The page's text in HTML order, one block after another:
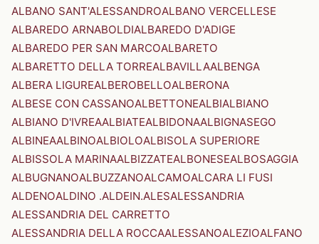
ALBANO SANT'ALESSANDROALBANO VERCELLESE
ALBAREDO ARNABOLDIALBAREDO D'ADIGE
ALBAREDO PER SAN MARCOALBARETO
ALBARETTO DELLA TORREALBAVILLAALBENGA
ALBERA LIGUREALBEROBELLOALBERONA
ALBESE CON CASSANOALBETTONEALBIALBIANO
ALBIANO D'IVREAALBIATEALBIDONAALBIGNASEGO
ALBINEAALBINOALBIOLOALBISOLA SUPERIORE
ALBISSOLA MARINAALBIZZATEALBONESEALBOSAGGIA
ALBUGNANOALBUZZANOALCAMOALCARA LI FUSI
ALDENOALDINO .ALDEIN.ALESALESSANDRIA
ALESSANDRIA DEL CARRETTO
ALESSANDRIA DELLA ROCCAALESSANOALEZIOALFANO